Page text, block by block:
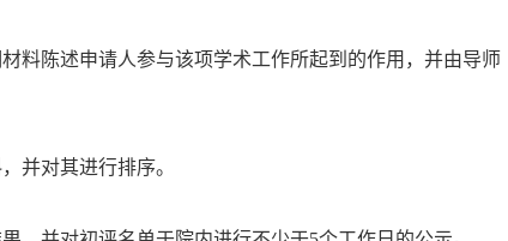
料陈述申请人参与该项学术工作所起到的作用，并由导师
并对其进行排序。